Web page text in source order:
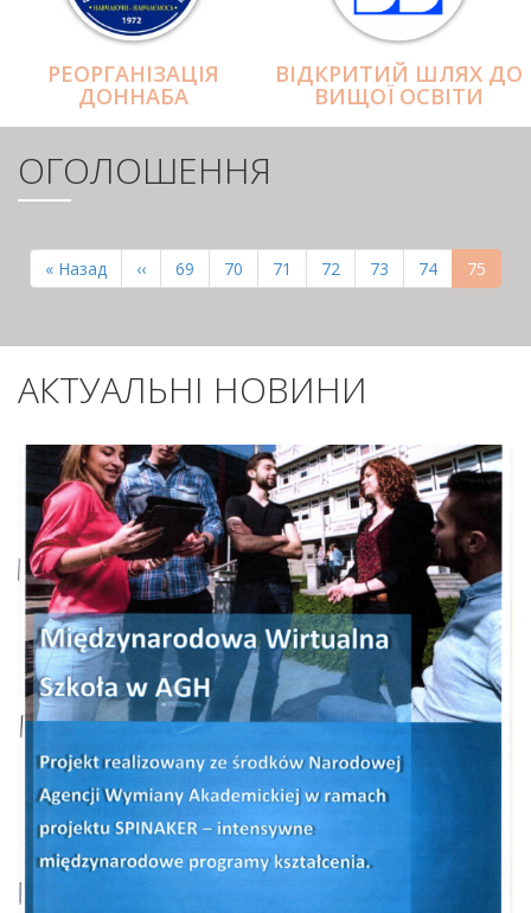
РЕОРГАНІЗАЦІЯ
ДОННАБА
ВІДКРИТИЙ ШЛЯХ ДО
ВИЩОЇ ОСВІТИ
ОГОЛОШЕННЯ
СТОРІНКИ
Перша
сторінка
« Назад
Попередня
сторінка
‹‹ Page
69 Page
70 Page
71 Page
72 Page
73 Page
74 75
АКТУАЛЬНІ НОВИНИ